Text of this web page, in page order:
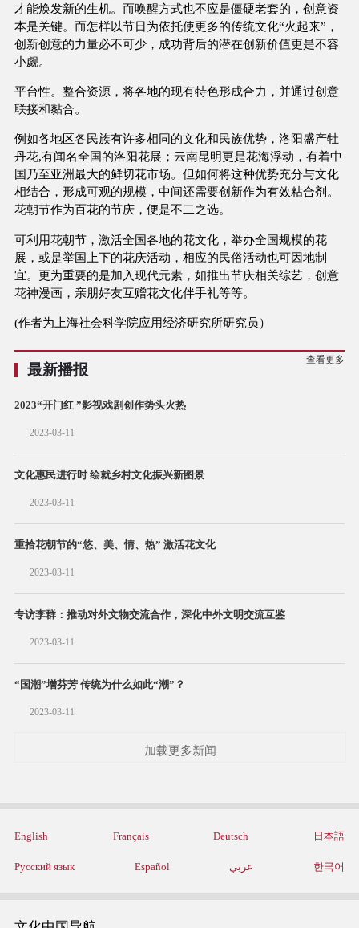
才能焕发新的生机。而唤醒方式也不应是僵硬老套的，创意资
本是关键。而怎样以节日为依托使更多的传统文化“火起来”，
创新创意的力量必不可少，成功背后的潜在创新价值更是不容
小觑。
平台性。整合资源，将各地的现有特色形成合力，并通过创意
联接和黏合。
例如各地区各民族有许多相同的文化和民族优势，洛阳盛产牡
丹花,有闻名全国的洛阳花展；云南昆明更是花海浮动，有着中
国乃至亚洲最大的鲜切花市场。但如何将这种优势充分与文化
相结合，形成可观的规模，中间还需要创新作为有效粘合剂。
花朝节作为百花的节庆，便是不二之选。
可利用花朝节，激活全国各地的花文化，举办全国规模的花
展，或是举国上下的花庆活动，相应的民俗活动也可因地制
宜。更为重要的是加入现代元素，如推出节庆相关综艺，创意
花神漫画，亲朋好友互赠花文化伴手礼等等。
(作者为上海社会科学院应用经济研究所研究员）
最新播报
查看更多
2023“开门红 ”影视戏剧创作势头火热
2023-03-11
文化惠民进行时 绘就乡村文化振兴新图景
2023-03-11
重拾花朝节的“悠、美、情、热” 激活花文化
2023-03-11
专访李群：推动对外文物交流合作，深化中外文明交流互鉴
2023-03-11
“国潮”增芬芳 传统为什么如此“潮”？
2023-03-11
加载更多新闻
English Français Deutsch 日本語
Русский язык Español عربي 한국어